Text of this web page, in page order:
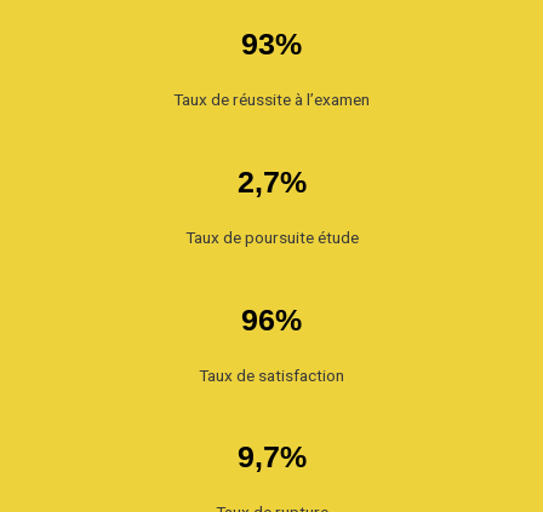
93%
Taux de réussite à l’examen
2,7%
Taux de poursuite étude
96%
Taux de satisfaction
9,7%